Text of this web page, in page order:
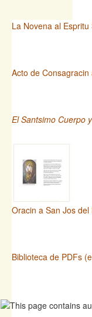
La Novena al
Acto de
El Santsimo Cuerpo
Oracin a San Jos del
Biblioteca de PDFs